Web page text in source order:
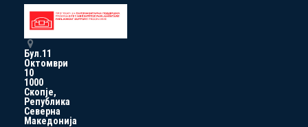
Бул.11
Октомври
10
1000
Скопје,
Република
Северна
Македонија